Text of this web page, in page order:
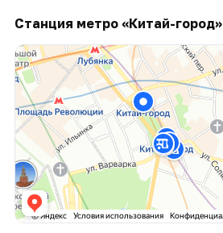
Станция метро «Китай-город»